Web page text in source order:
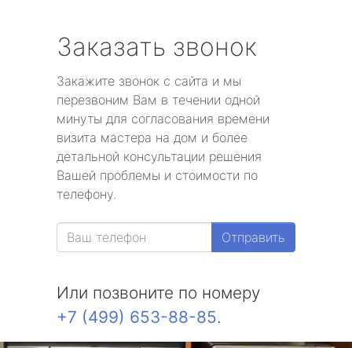
Заказать звонок
Закажите звонок с сайта и мы
перезвоним Вам в течении одной
минуты для согласования времени
визита мастера на дом и более
детальной консультации решения
Вашей проблемы и стоимости по
телефону.
Отправить
Или позвоните по номеру
+7 (499) 653-88-85.